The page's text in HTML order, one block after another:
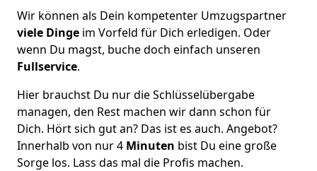
Wir können als Dein kompetenter Umzugspartner
viele Dinge im Vorfeld für Dich erledigen. Oder
wenn Du magst, buche doch einfach unseren
Fullservice.
Hier brauchst Du nur die Schlüsselübergabe
managen, den Rest machen wir dann schon für
Dich. Hört sich gut an? Das ist es auch. Angebot?
Innerhalb von nur 4 Minuten bist Du eine große
Sorge los. Lass das mal die Profis machen.